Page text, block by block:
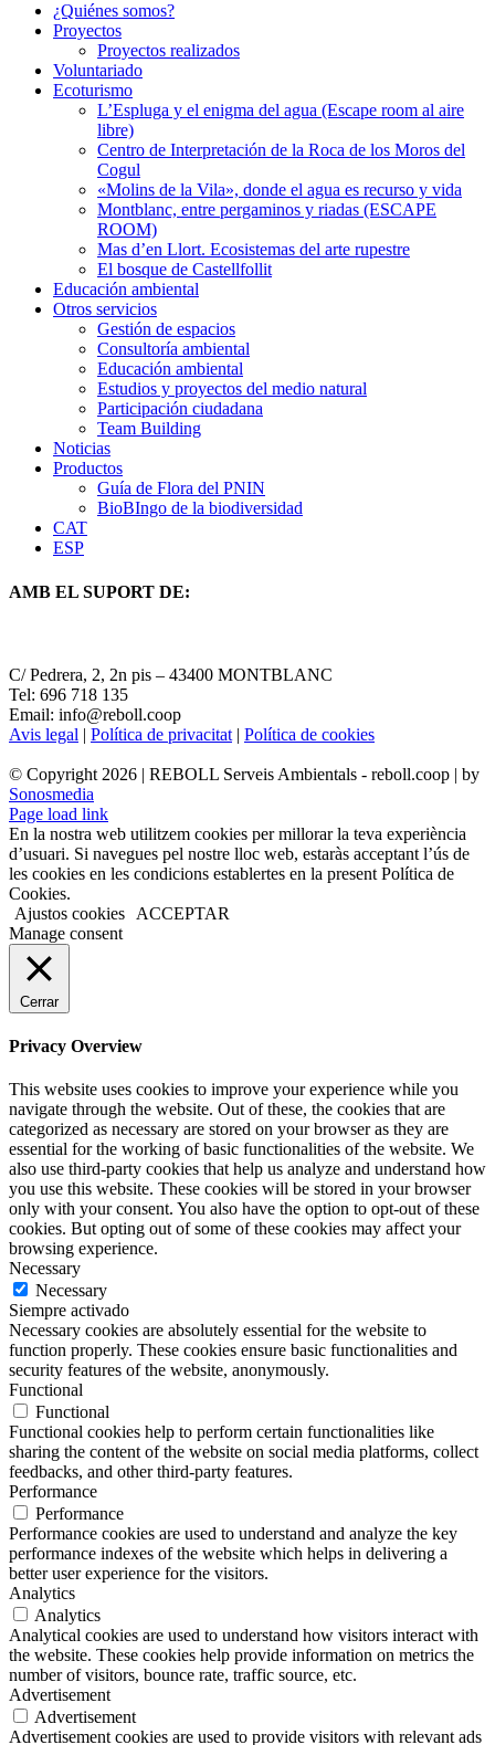
¿Quiénes somos?
Proyectos
Proyectos realizados
Voluntariado
Ecoturismo
L’Espluga y el enigma del agua (Escape room al aire
libre)
Centro de Interpretación de la Roca de los Moros del
Cogul
«Molins de la Vila», donde el agua es recurso y vida
Montblanc, entre pergaminos y riadas (ESCAPE
ROOM)
Mas d’en Llort. Ecosistemas del arte rupestre
El bosque de Castellfollit
Educación ambiental
Otros servicios
Gestión de espacios
Consultoría ambiental
Educación ambiental
Estudios y proyectos del medio natural
Participación ciudadana
Team Building
Noticias
Productos
Guía de Flora del PNIN
BioBIngo de la biodiversidad
CAT
ESP
AMB EL SUPORT DE:
C/ Pedrera, 2, 2n pis – 43400 MONTBLANC
Tel: 696 718 135
Email: info@reboll.coop
Avis legal | Política de privacitat | Política de cookies
© Copyright 2026 | REBOLL Serveis Ambientals - reboll.coop | by
Sonosmedia
Page load link
En la nostra web utilitzem cookies per millorar la teva experiència
d’usuari. Si navegues pel nostre lloc web, estaràs acceptant l’ús de
les cookies en les condicions establertes en la present Política de
Cookies.
Ajustos cookies
ACCEPTAR
Manage consent
Cerrar
Privacy Overview
This website uses cookies to improve your experience while you
navigate through the website. Out of these, the cookies that are
categorized as necessary are stored on your browser as they are
essential for the working of basic functionalities of the website. We
also use third-party cookies that help us analyze and understand how
you use this website. These cookies will be stored in your browser
only with your consent. You also have the option to opt-out of these
cookies. But opting out of some of these cookies may affect your
browsing experience.
Necessary
Necessary
Siempre activado
Necessary cookies are absolutely essential for the website to
function properly. These cookies ensure basic functionalities and
security features of the website, anonymously.
Functional
Functional
Functional cookies help to perform certain functionalities like
sharing the content of the website on social media platforms, collect
feedbacks, and other third-party features.
Performance
Performance
Performance cookies are used to understand and analyze the key
performance indexes of the website which helps in delivering a
better user experience for the visitors.
Analytics
Analytics
Analytical cookies are used to understand how visitors interact with
the website. These cookies help provide information on metrics the
number of visitors, bounce rate, traffic source, etc.
Advertisement
Advertisement
Advertisement cookies are used to provide visitors with relevant ads